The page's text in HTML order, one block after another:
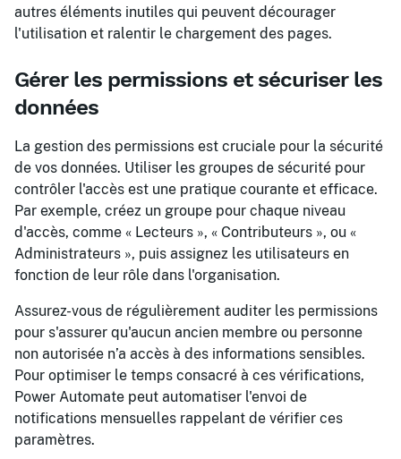
autres éléments inutiles qui peuvent décourager
l'utilisation et ralentir le chargement des pages.
Gérer les permissions et sécuriser les
données
La gestion des permissions est cruciale pour la sécurité
de vos données. Utiliser les groupes de sécurité pour
contrôler l'accès est une pratique courante et efficace.
Par exemple, créez un groupe pour chaque niveau
d'accès, comme « Lecteurs », « Contributeurs », ou «
Administrateurs », puis assignez les utilisateurs en
fonction de leur rôle dans l'organisation.
Assurez-vous de régulièrement auditer les permissions
pour s'assurer qu'aucun ancien membre ou personne
non autorisée n’a accès à des informations sensibles.
Pour optimiser le temps consacré à ces vérifications,
Power Automate peut automatiser l'envoi de
notifications mensuelles rappelant de vérifier ces
paramètres.